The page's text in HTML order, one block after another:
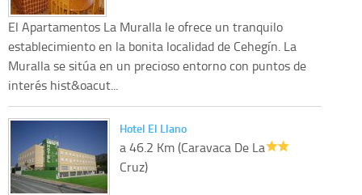
El Apartamentos La Muralla le ofrece un tranquilo
establecimiento en la bonita localidad de Cehegín. La
Muralla se sitúa en un precioso entorno con puntos de
interés hist&oacut...
Hotel El Llano
a 46.2 Km (Caravaca De La
Cruz)